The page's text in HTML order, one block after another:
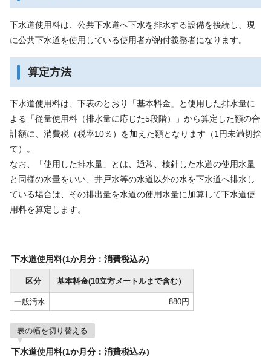
下水道使用料は、公共下水道へ下水を排水する設備を接続し、現
に公共下水道を使用している使用者が納付義務者になります。
算定方法
下水道使用料は、下表のとおり「基本料金」と使用した排水量に
よる「従量使用料（排水量に応じた5段階）」から算定した額の合
計額に、消費税（税率10％）を加えた額となります（1円未満切捨
て）。
なお、「使用した排水量」とは、通常、検針した水道の使用水量
と同様の水量をいい、井戸水等の水道以外の水を下水道へ排水し
ている場合は、その排出量を水道の使用水量に加算して下水道使
用料を算定します。
下水道使用料(1か月分：消費税込み)
区分 基本料金(10立方メートルまで含む）
一般汚水 880円
表の幅を切り替える
下水道使用料(1か月分：消費税込み)